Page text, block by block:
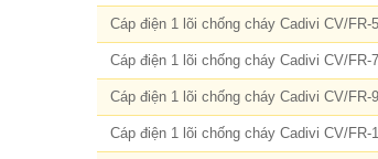
Cáp điện 1 lõi chống cháy Cadivi CV/FR-
Cáp điện 1 lõi chống cháy Cadivi CV/FR-
Cáp điện 1 lõi chống cháy Cadivi CV/FR-
Cáp điện 1 lõi chống cháy Cadivi CV/FR-